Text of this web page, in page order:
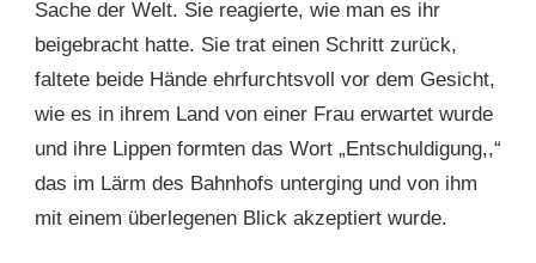
Sache der Welt. Sie reagierte, wie man es ihr
beigebracht hatte. Sie trat einen Schritt zurück,
faltete beide Hände ehrfurchtsvoll vor dem Gesicht,
wie es in ihrem Land von einer Frau erwartet wurde
und ihre Lippen formten das Wort „Entschuldigung,,“
das im Lärm des Bahnhofs unterging und von ihm
mit einem überlegenen Blick akzeptiert wurde.